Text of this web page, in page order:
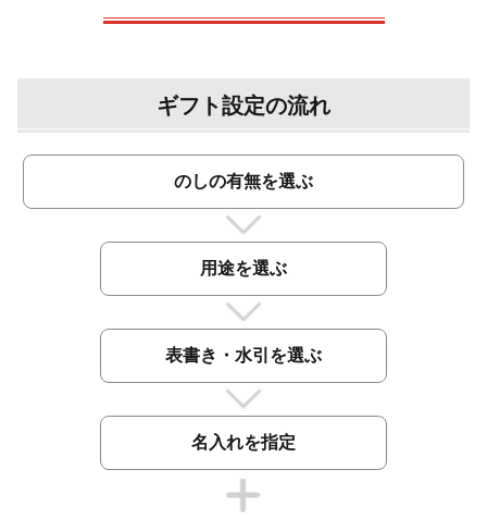
ギフト設定の流れ
のしの有無を選ぶ
用途を選ぶ
表書き・水引を選ぶ
名入れを指定